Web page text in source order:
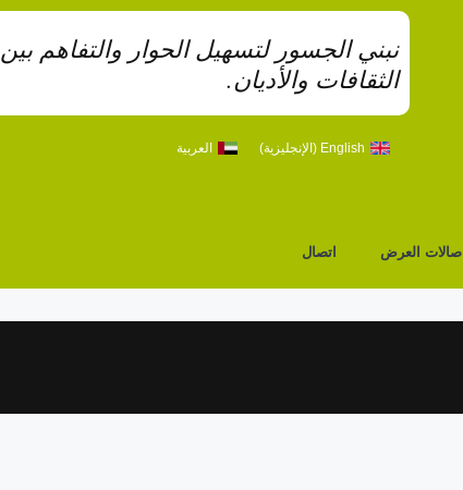
نبني الجسور لتسهيل الحوار والتفاهم بين
الثقافات والأديان.
English
(الإنجليزية) العربية
صالات العرض اتصال